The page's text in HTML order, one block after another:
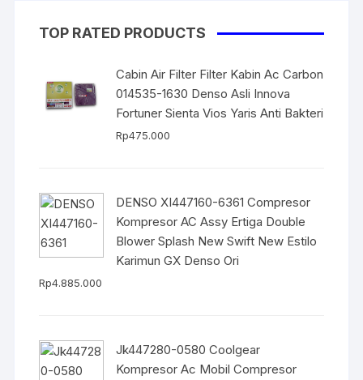
TOP RATED PRODUCTS
Cabin Air Filter Filter Kabin Ac Carbon
014535-1630 Denso Asli Innova
Fortuner Sienta Vios Yaris Anti Bakteri
Rp475.000
DENSO XI447160-6361 Compresor
Kompresor AC Assy Ertiga Double
Blower Splash New Swift New Estilo
Karimun GX Denso Ori
Rp4.885.000
Jk447280-0580 Coolgear
Kompresor Ac Mobil Compresor